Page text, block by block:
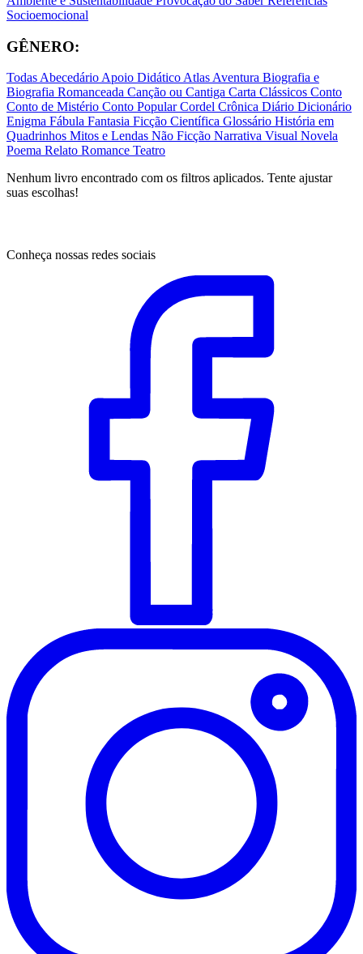
Socioemocional
GÊNERO:
TodasAbecedárioApoio DidáticoAtlasAventura Biografia e
Biografia Romanceada Canção ou Cantiga Carta Clássicos Conto
Conto de Mistério Conto PopularCordel Crônica Diário Dicionário
Enigma Fábula Fantasia Ficção Científica Glossário História em
Quadrinhos Mitos e Lendas Não Ficção Narrativa Visual Novela
Poema Relato Romance Teatro
Nenhum livro encontrado com os filtros aplicados. Tente ajustar
suas escolhas!
Conheça nossas redes sociais